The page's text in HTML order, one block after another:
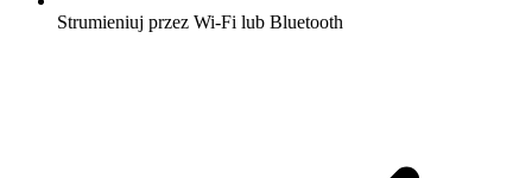
Strumieniuj przez Wi-Fi lub Bluetooth